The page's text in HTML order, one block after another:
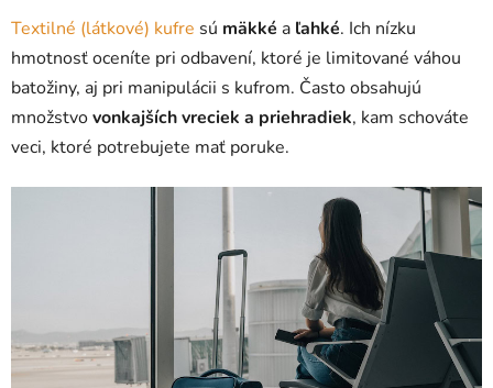
Textilné (látkové) kufre sú mäkké a ľahké. Ich nízku
hmotnosť oceníte pri odbavení, ktoré je limitované váhou
batožiny, aj pri manipulácii s kufrom. Často obsahujú
množstvovonkajších vreciek a priehradiek, kam schováte
veci, ktoré potrebujete mať poruke.